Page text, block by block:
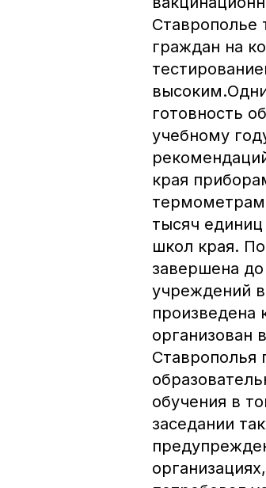
Ставрополье
граждан на
готовность
учебному
края
тысяч
школ края.
завершена
учреждений
произведена
организован
Ставрополья
обучения в
заседании